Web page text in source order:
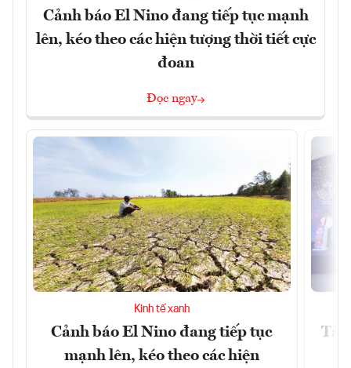
Cảnh báo El Nino đang tiếp tục mạnh
lên, kéo theo các hiện tượng thời tiết cực
đoan
Đọc ngay
Kinh tế xanh
Cảnh báo El Nino đang tiếp tục
mạnh lên, kéo theo các hiện